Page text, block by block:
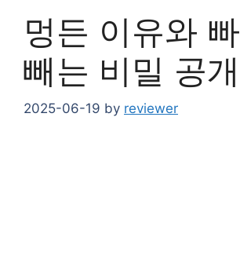
멍든 이유와
빼는 비밀 공
2025-06-19 by reviewer